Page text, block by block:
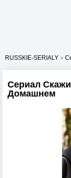
RUSSKIE-SERIALY »
Сериал
Домашнем